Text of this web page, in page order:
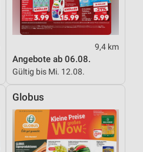
9,4 km
Angebote ab 06.08.
Gültig bis Mi. 12.08.
Globus